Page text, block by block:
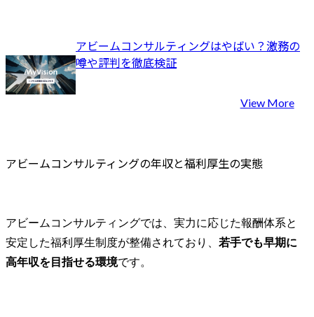
アビームコンサルティングはやばい？激務の
噂や評判を徹底検証
View More
アビームコンサルティングの年収と福利厚生の実態
アビームコンサルティングでは、実力に応じた報酬体系と
安定した福利厚生制度が整備されており、 若手でも早期に
高年収を目指せる環境です。